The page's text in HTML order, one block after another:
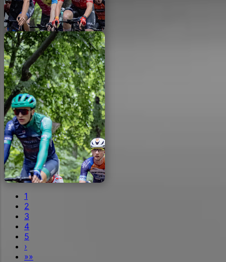
1
2
3
4
5
›
»»